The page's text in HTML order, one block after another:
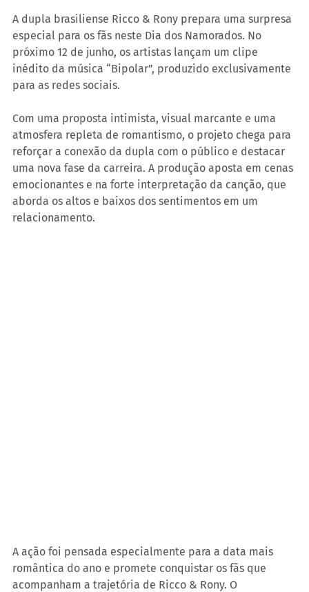
A dupla brasiliense Ricco & Rony prepara uma surpresa
especial para os fãs neste Dia dos Namorados. No
próximo 12 de junho, os artistas lançam um clipe
inédito da música “Bipolar”, produzido exclusivamente
para as redes sociais.
Com uma proposta intimista, visual marcante e uma
atmosfera repleta de romantismo, o projeto chega para
reforçar a conexão da dupla com o público e destacar
uma nova fase da carreira. A produção aposta em cenas
emocionantes e na forte interpretação da canção, que
aborda os altos e baixos dos sentimentos em um
relacionamento.
A ação foi pensada especialmente para a data mais
romântica do ano e promete conquistar os fãs que
acompanham a trajetória de Ricco & Rony. O